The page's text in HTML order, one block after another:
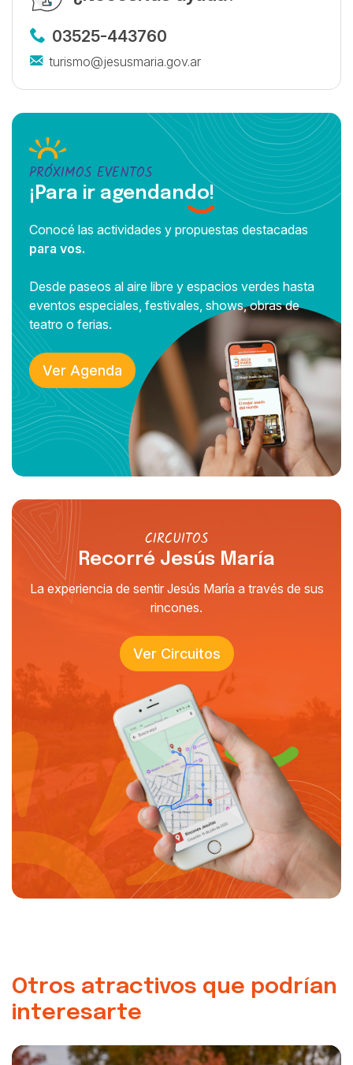
03525-443760
turismo@jesusmaria.gov.ar
PRÓXIMOS EVENTOS
¡Para ir agendando!
Conocé las actividades y propuestas destacadas
para vos.
Desde paseos al aire libre y espacios verdes hasta
eventos especiales, festivales, shows, obras de
teatro o ferias.
Ver Agenda
CIRCUITOS
Recorré Jesús María
La experiencia de sentir Jesús María a través de sus
rincones.
Ver Circuitos
Otros atractivos que podrían
interesarte